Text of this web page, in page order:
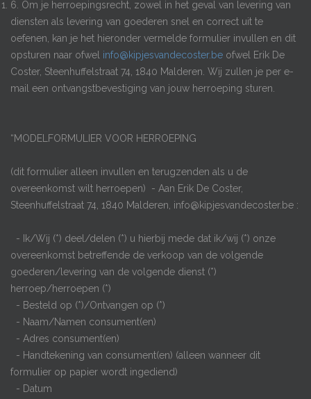
6. Om je herroepingsrecht, zowel in het geval van levering van
diensten als levering van goederen snel en correct uit te
oefenen, kan je het hieronder vermelde formulier invullen en dit
opsturen naar ofwel info@kipjesvandecoster.be ofwel Erik De
Coster, Steenhuffelstraat 74, 1840 Malderen. Wij zullen je per e-
mail een ontvangstbevestiging van jouw herroeping sturen.
“MODELFORMULIER VOOR HERROEPING
(dit formulier alleen invullen en terugzenden als u de
overeenkomst wilt herroepen) - Aan Erik De Coster,
Steenhuffelstraat 74, 1840 Malderen , info@kipjesvandecoster.be :
- Ik/Wij (*) deel/delen (*) u hierbij mede dat ik/wij (*) onze
overeenkomst betreffende de verkoop van de volgende
goederen/levering van de volgende dienst (*)
herroep/herroepen (*)
- Besteld op (*)/Ontvangen op (*)
- Naam/Namen consument(en)
- Adres consument(en)
- Handtekening van consument(en) (alleen wanneer dit
formulier op papier wordt ingediend)
- Datum